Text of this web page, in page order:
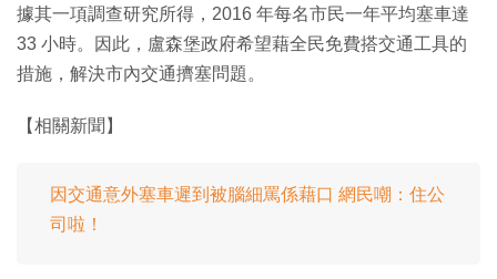
據其一項調查研究所得，2016 年每名市民一年平均塞車達
33 小時。因此，盧森堡政府希望藉全民免費搭交通工具的
措施，解決市內交通擠塞問題。
【相關新聞】
因交通意外塞車遲到被腦細罵係藉口 網民嘲：住公
司啦！